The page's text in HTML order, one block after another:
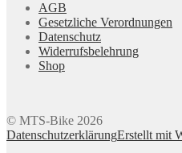
AGB
Gesetzliche Verordnungen
Datenschutz
Widerrufsbelehrung
Shop
© MTS-Bike 2026
DatenschutzerklärungErstellt mit